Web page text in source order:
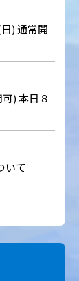
) 通常開
) 本日８
いて